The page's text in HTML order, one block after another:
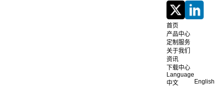
首页
产品中心
定制服务
关于我们
资讯
下载中心
Language
中文
English